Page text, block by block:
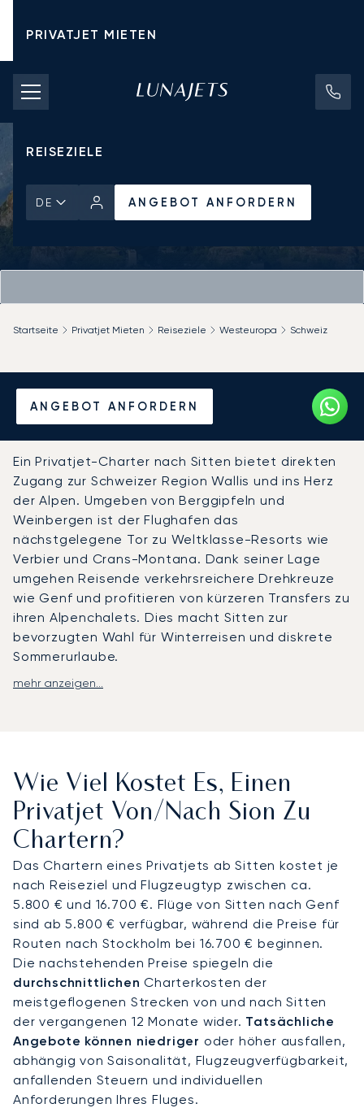
PRIVATJET MIETEN
CHARTERPREISE
PRIVATJETS
REISEZIELE
DE ANGEBOT ANFORDERN
ANGEBOT ANFORDERN
Startseite Privatjet Mieten Reiseziele Westeuropa Schweiz
Mieten Sie einen Privatjet
von/nach Sitten
Ein Privatjet-Charter nach Sitten bietet direkten
Zugang zur Schweizer Region Wallis und ins Herz
der Alpen. Umgeben von Berggipfeln und
Weinbergen ist der Flughafen das
nächstgelegene Tor zu Weltklasse-Resorts wie
Verbier und Crans-Montana. Dank seiner Lage
umgehen Reisende verkehrsreichere Drehkreuze
wie Genf und profitieren von kürzeren Transfers zu
ihren Alpenchalets. Dies macht Sitten zur
bevorzugten Wahl für Winterreisen und diskrete
Sommerurlaube.
LunaJets arrangiert Privatflüge zum Flughafen
dem Auto, Crans-Montana in rund 30 Minuten oder
Zermatt in nur 20 Minuten per Helikopter – und
umgehen so den Transfer vom autofreien Täsch.
Mit zwei Jahrzehnten Erfahrung war LunaJets der
erste europäische Privatjet-Broker, der die
Argus®-Zertifizierung erhielt – ein Beleg für
strenge Sicherheits- und Servicestandards. In
Sitten gewährleistet unsere Expertise auch
während der alpinen Hochsaison eine zuverlässige
Anreise. Wir sichern Landegenehmigungen,
koordinieren Helikopter- oder luxuriöse
Bodentransfers und verwalten Reisepläne, wenn
die Nachfrage in den Top-Resorts am höchsten
ist.
mehr anzeigen...
Wie Viel Kostet Es, Einen
Privatjet Von/nach Sion Zu
Chartern?
Das Chartern eines Privatjets ab Sitten kostet je
nach Reiseziel und Flugzeugtyp zwischen ca.
5.800 € und 16.700 €. Flüge von Sitten nach Genf
sind ab 5.800 € verfügbar, während die Preise für
Routen nach Stockholm bei 16.700 € beginnen.
Die nachstehenden Preise spiegeln die
durchschnittlichen Charterkosten der
meistgeflogenen Strecken von und nach Sitten
der vergangenen 12 Monate wider. Tatsächliche
Angebote können niedriger oder höher ausfallen,
abhängig von Saisonalität, Flugzeugverfügbarkeit,
anfallenden Steuern und individuellen
Anforderungen Ihres Fluges.